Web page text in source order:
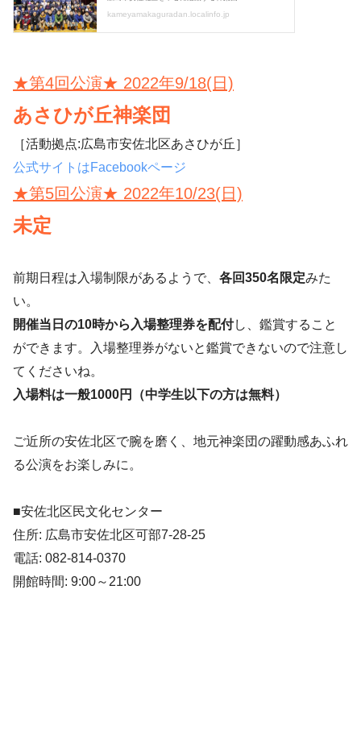
★第4回公演★ 2022年9/18(日)
あさひが丘神楽団
［活動拠点:広島市安佐北区あさひが丘］
公式サイトはFacebookページ
★第5回公演★ 2022年10/23(日)
未定
前期日程は入場制限があるようで、 各回350名限定みた
い。
開催当日の10時から入場整理券を配付し、鑑賞すること
ができます。入場整理券がないと鑑賞できないので注意し
てくださいね。
入場料は一般1000円（中学生以下の方は無料）
ご近所の安佐北区で腕を磨く、地元神楽団の躍動感あふれ
る公演をお楽しみに。
■安佐北区民文化センター
住所: 広島市安佐北区可部7-28-25
電話: 082-814-0370
開館時間: 9:00～21:00